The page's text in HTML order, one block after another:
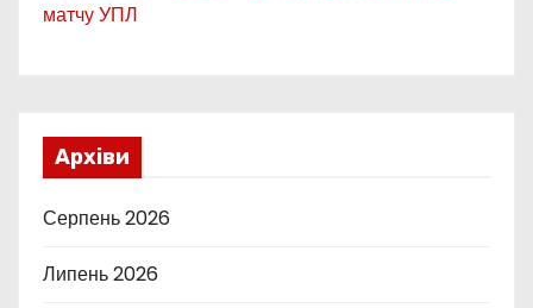
матчу УПЛ
Архіви
Серпень 2026
Липень 2026